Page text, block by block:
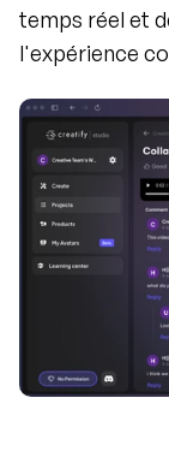
temps réel et
l'expérience